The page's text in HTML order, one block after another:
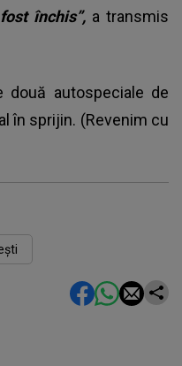
închis”, a transmis
două autospeciale de
în sprijin. (Revenim cu